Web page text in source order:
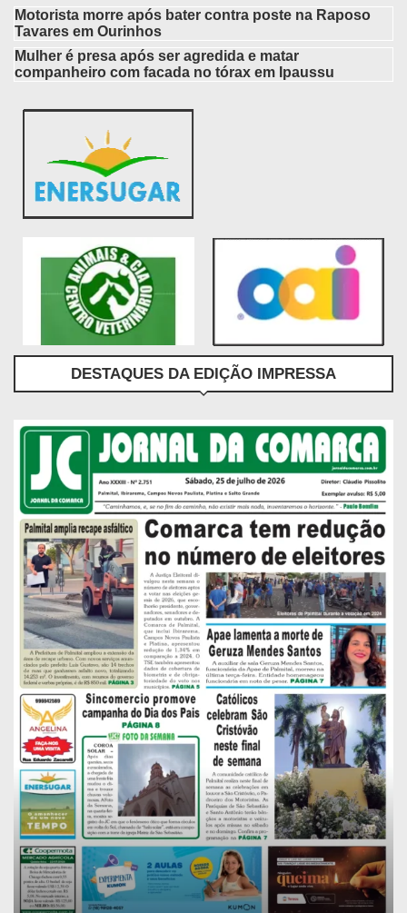
Motorista morre após bater contra poste na Raposo
Tavares em Ourinhos
Mulher é presa após ser agredida e matar
companheiro com facada no tórax em Ipaussu
DESTAQUES DA EDIÇÃO IMPRESSA